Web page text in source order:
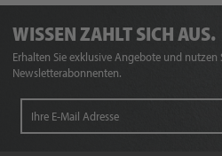
WISSEN ZAHLT SICH AUS.
Erhalten Sie exklusive Angebote und nutzen
Newsletterabonnenten.